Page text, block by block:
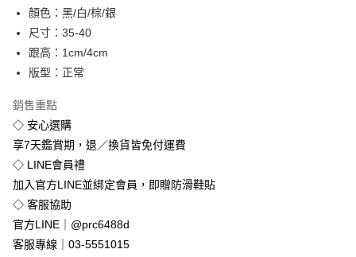
街口支付
悠遊付
Google Pay
全盈+PAY
運送方式
全家付款取貨
免運費
付款後全家取貨
免運費
顏色：黑/白/棕/銀
尺寸：35-40
跟高：1cm/4cm
版型：正常
銷售重點
◇ 安心選購
享7天鑑賞期，退／換貨皆免付運費
◇ LINE會員禮
加入官方LINE並綁定會員，即贈防滑鞋貼
◇ 客服協助
官方LINE｜@prc6488d
客服專線｜03-5551015